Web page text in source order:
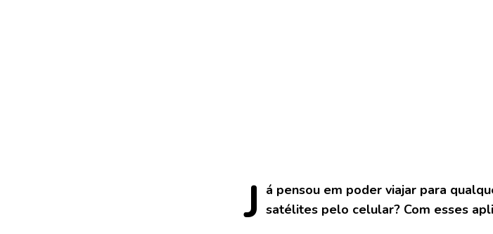
J á pensou em poder viajar para
satélites pelo celular? Com esses